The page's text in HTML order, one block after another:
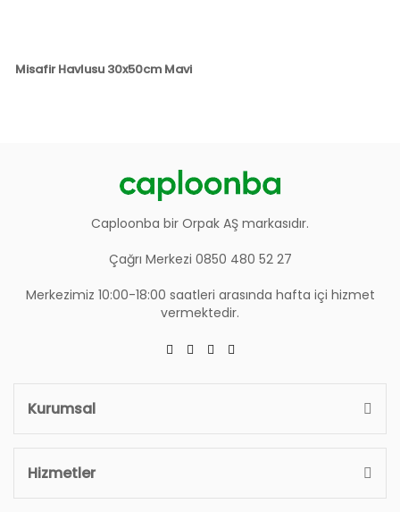
Misafir Havlusu 30x50cm Mavi
Caploonba bir Orpak AŞ markasıdır.
Çağrı Merkezi 0850 480 52 27
Merkezimiz 10:00-18:00 saatleri arasında hafta içi hizmet
vermektedir.
Kurumsal
Hizmetler